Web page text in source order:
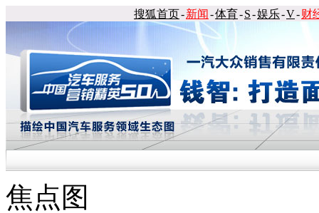
搜狐首页-新闻 -体育-S-娱乐-V-财
焦点图